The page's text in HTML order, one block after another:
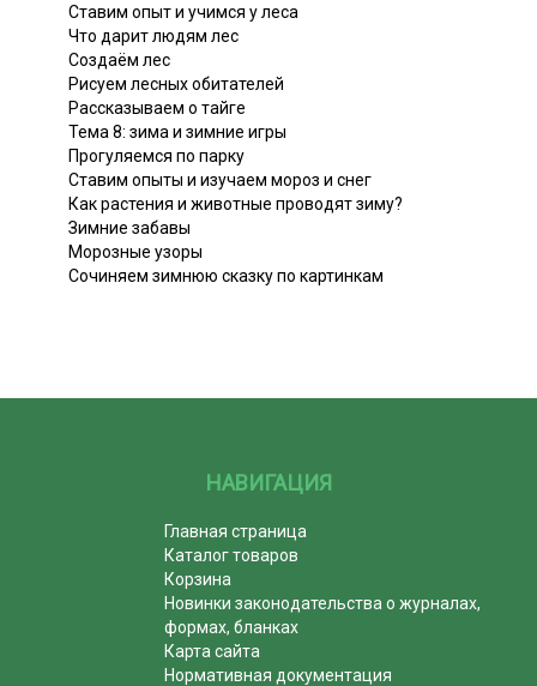
Ставим опыт и учимся у леса
Что дарит людям лес
Создаём лес
Рисуем лесных обитателей
Рассказываем о тайге
Тема 8: зима и зимние игры
Прогуляемся по парку
Ставим опыты и изучаем мороз и снег
Как растения и животные проводят зиму?
Зимние забавы
Морозные узоры
Сочиняем зимнюю сказку по картинкам
НАВИГАЦИЯ
Главная страница
Каталог товаров
Корзина
Новинки законодательства о журналах,
формах, бланках
Карта сайта
Нормативная документация